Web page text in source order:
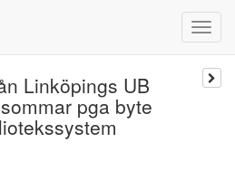
Linköpings UB
pga byte